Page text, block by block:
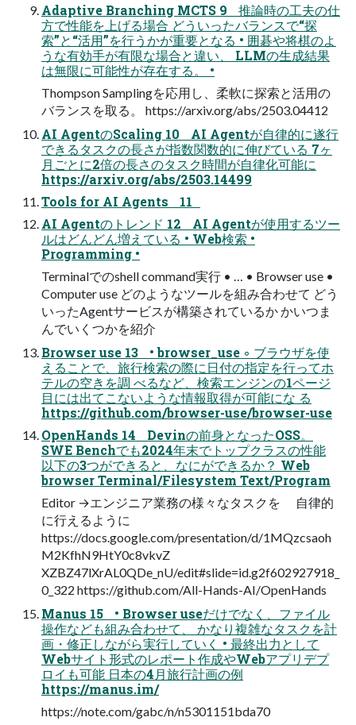
Adaptive Branching MCTS 9 推論時の工夫の仕
方で性能を上げる場合 どういったバランスで“探
索”と“活用”を行うかが重要となる • 囲碁や将棋のよ
うな有効手が有限な場合と違い、 LLMの生成結果
は無限に可能性が存在する。 •
Thompson Samplingを応用し、柔軟に探索と活用の
バランスを取る。 https://arxiv.org/abs/2503.04412
AI AgentのScaling 10 AI Agentが自律的に遂行
できるタスクの長さが指数関数的に伸びている 7ヶ
月ごとに2倍の長さのタスク時間が自律化可能に
https://arxiv.org/abs/2503.14499
Tools for AI Agents 11
AI Agentのトレンド 12 AI Agentが使用するツー
ルはどんどん増えている • Web検索 •
Programming •
Terminalでのshell command実行 • … • Browser use •
Computer use どのようなツールを組み合わせて どう
いったAgentサービスが構築されているか かいつま
んでいくつかを紹介
Browser use 13 • browser_use ◦ ブラウザを使
えることで、旅行検索の際に日付の指定を行ってホ
テルの空きを調 べるなど、検索エンジンの1ページ
目には出てこないような情報取得が可能にな る
https://github.com/browser-use/browser-use
OpenHands 14 Devinの前身となったOSS。
SWE Benchでも2024年末でトップクラスの性能
以下の3つができると、なにができるか？ Web
browser Terminal/Filesystem Text/Program
Editor →エンジニア業務の様々なタスクを 自律的
に行えるように
https://docs.google.com/presentation/d/1MQzcsaoh
M2KfhN9HtY0c8vkvZ
XZBZ47lXrAL0QDe_nU/edit#slide=id.g2f602927918_
0_322 https://github.com/All-Hands-AI/OpenHands
Manus 15 • Browser useだけでなく、ファイル
操作なども組み合わせて、 かなり複雑なタスクを計
画・修正しながら実行していく • 最終出力として
Webサイト形式のレポート作成やWebアプリデプ
ロイも可能 日本の4月旅行計画の例
https://manus.im/
https://note.com/gabc/n/n5301151bda70